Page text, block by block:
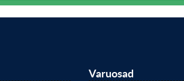
Varuosad